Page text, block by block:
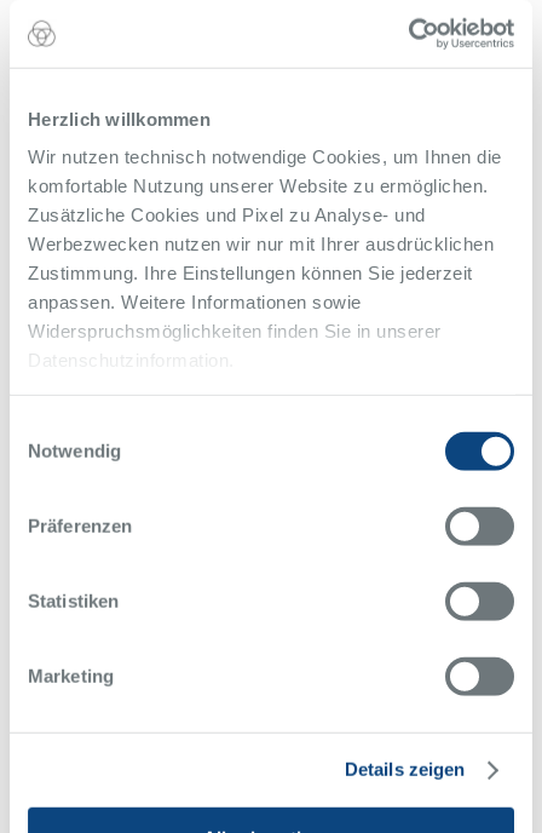
Herzlich willkommen
Wir nutzen technisch notwendige Cookies, um Ihnen die
komfortable Nutzung unserer Website zu ermöglichen.
Zusätzliche Cookies und Pixel zu Analyse- und
Werbezwecken nutzen wir nur mit Ihrer ausdrücklichen
Zustimmung. Ihre Einstellungen können Sie jederzeit
anpassen. Weitere Informationen sowie
Widerspruchsmöglichkeiten finden Sie in unserer
Datenschutzinformation.
Notwendig
Präferenzen
Statistiken
Marketing
Details zeigen